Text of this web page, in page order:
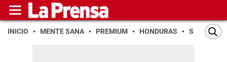
INICIO MENTE SANA PREMIUM HONDURAS SAN PEDRO